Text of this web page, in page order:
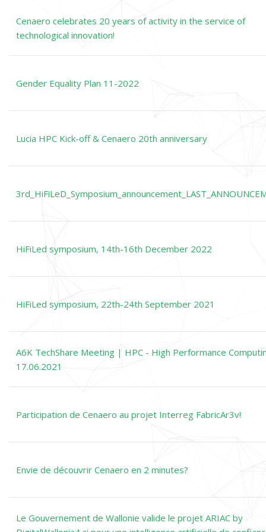
Cenaero celebrates 20 years of activity in the service of
technological innovation!
Gender Equality Plan 11-2022
Lucia HPC Kick-off & Cenaero 20th anniversary
HiFiLed symposium, 14th-16th December 2022
HiFiLed symposium, 22th-24th September 2021
A6K TechShare Meeting | HPC - High Performance
17.06.2021
Participation de Cenaero au projet Interreg FabricAr3v!
Envie de découvrir Cenaero en 2 minutes?
Le Gouvernement de Wallonie valide le projet ARIAC by